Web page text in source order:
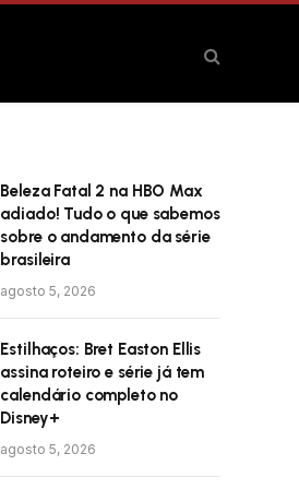
Beleza Fatal 2 na HBO Max
adiado! Tudo o que sabemos
sobre o andamento da série
brasileira
agosto 5, 2026
Estilhaços: Bret Easton Ellis
assina roteiro e série já tem
calendário completo no
Disney+
agosto 5, 2026